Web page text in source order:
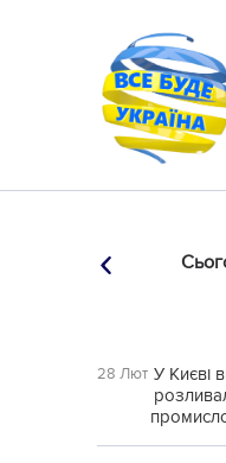
28 Лют У Києві